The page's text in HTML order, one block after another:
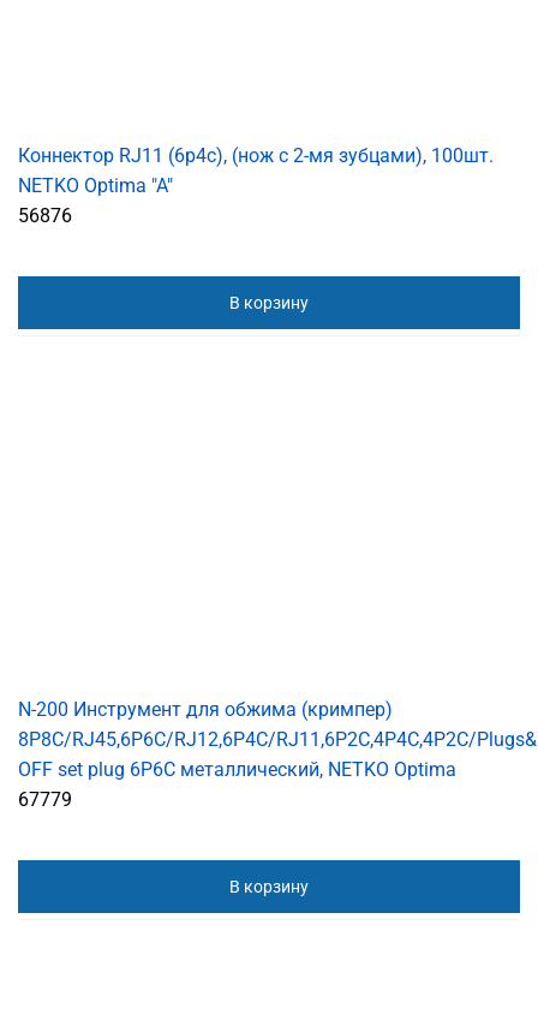
Коннектор RJ11 (6p4c), (нож с 2-мя зубцами), 100шт.
NETKO Optima "A"
56876
В корзину
N-200 Инструмент для обжима (кримпер)
8P8C/RJ45,6P6C/RJ12,6P4C/RJ11,6P2C,4P4C,4P2C/
OFF set plug 6P6C металлический, NETKO Optima
67779
В корзину